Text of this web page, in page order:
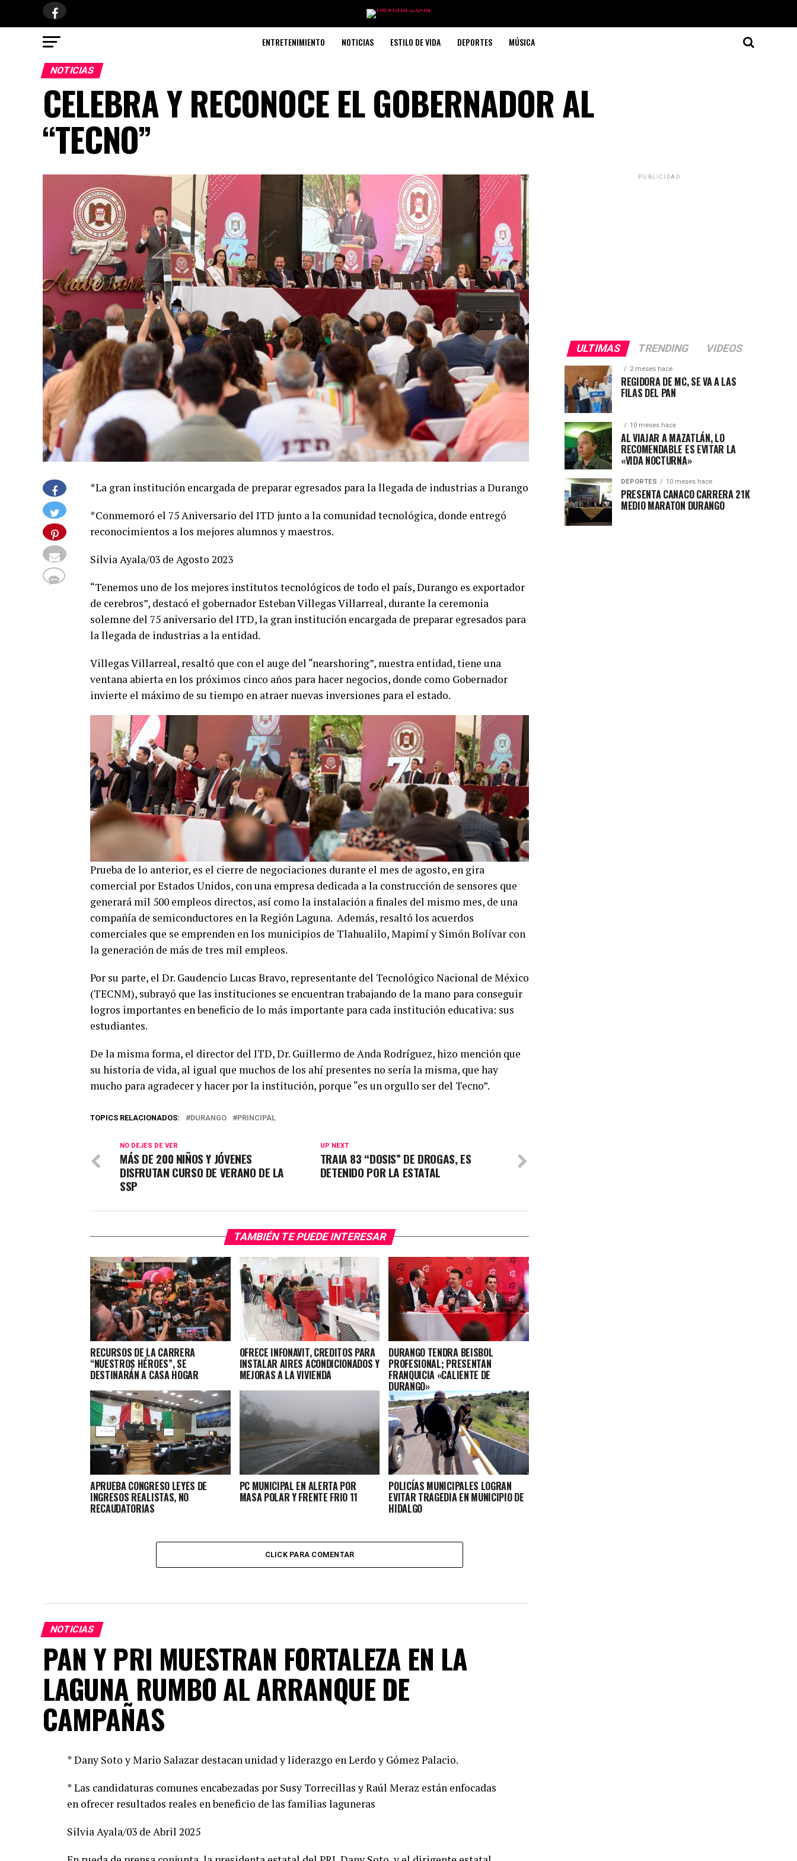
ENTRETENIMIENTO NOTICIAS ESTILO DE VIDA DEPORTES MÚSICA
NOTICIAS
CELEBRA Y RECONOCE EL GOBERNADOR AL
“TECNO”
*La gran institución encargada de preparar egresados para la llegada de industrias a Durango
*Conmemoró el 75 Aniversario del ITD junto a la comunidad tecnológica, donde entregó
reconocimientos a los mejores alumnos y maestros.
Silvia Ayala/03 de Agosto 2023
“Tenemos uno de los mejores institutos tecnológicos de todo el país, Durango es exportador
de cerebros”, destacó el gobernador Esteban Villegas Villarreal, durante la ceremonia
solemne del 75 aniversario del ITD, la gran institución encargada de preparar egresados para
la llegada de industrias a la entidad.
Villegas Villarreal, resaltó que con el auge del “nearshoring”, nuestra entidad, tiene una
ventana abierta en los próximos cinco años para hacer negocios, donde como Gobernador
invierte el máximo de su tiempo en atraer nuevas inversiones para el estado.
Prueba de lo anterior, es el cierre de negociaciones durante el mes de agosto, en gira
comercial por Estados Unidos, con una empresa dedicada a la construcción de sensores que
generará mil 500 empleos directos, así como la instalación a finales del mismo mes, de una
compañía de semiconductores en la Región Laguna. Además, resaltó los acuerdos
comerciales que se emprenden en los municipios de Tlahualilo, Mapimí y Simón Bolívar con
la generación de más de tres mil empleos.
Por su parte, el Dr. Gaudencio Lucas Bravo, representante del Tecnológico Nacional de México
(TECNM), subrayó que las instituciones se encuentran trabajando de la mano para conseguir
logros importantes en beneficio de lo más importante para cada institución educativa: sus
estudiantes.
De la misma forma, el director del ITD, Dr. Guillermo de Anda Rodríguez, hizo mención que
su historia de vida, al igual que muchos de los ahí presentes no sería la misma, que hay
mucho para agradecer y hacer por la institución, porque “es un orgullo ser del Tecno”.
TOPICS RELACIONADOS: DURANGO PRINCIPAL
UP NEXT
TRAIA 83 “DOSIS” DE DROGAS, ES
DETENIDO POR LA ESTATAL
NO DEJES DE VER
MÁS DE 200 NIÑOS Y JÓVENES
DISFRUTAN CURSO DE VERANO DE LA
SSP
TAMBIÉN TE PUEDE INTERESAR
RECURSOS DE LA CARRERA
“NUESTROS HÉROES”, SE
DESTINARÁN A CASA HOGAR
OFRECE INFONAVIT, CREDITOS PARA
INSTALAR AIRES ACONDICIONADOS Y
MEJORAS A LA VIVIENDA
DURANGO TENDRA BEISBOL
PROFESIONAL; PRESENTAN
FRANQUICIA «CALIENTE DE
DURANGO»
APRUEBA CONGRESO LEYES DE
INGRESOS REALISTAS, NO
RECAUDATORIAS
PC MUNICIPAL EN ALERTA POR
MASA POLAR Y FRENTE FRIO 11
POLICÍAS MUNICIPALES LOGRAN
EVITAR TRAGEDIA EN MUNICIPIO DE
HIDALGO
CLICK PARA COMENTAR
NOTICIAS
PAN Y PRI MUESTRAN FORTALEZA EN LA
LAGUNA RUMBO AL ARRANQUE DE
CAMPAÑAS
* Dany Soto y Mario Salazar destacan unidad y liderazgo en Lerdo y Gómez Palacio.
* Las candidaturas comunes encabezadas por Susy Torrecillas y Raúl Meraz están enfocadas
en ofrecer resultados reales en beneficio de las familias laguneras
Silvia Ayala/03 de Abril 2025
PUBLICIDAD
ULTIMAS TRENDING VIDEOS
2 meses hace
REGIDORA DE MC, SE VA A LAS
FILAS DEL PAN
10 meses hace
AL VIAJAR A MAZATLÁN, LO
RECOMENDABLE ES EVITAR LA
«VIDA NOCTURNA»
DEPORTES 10 meses hace
PRESENTA CANACO CARRERA 21K
MEDIO MARATON DURANGO